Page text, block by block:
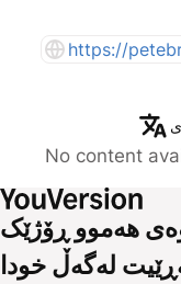
https://
هەموو ڕۆژێک